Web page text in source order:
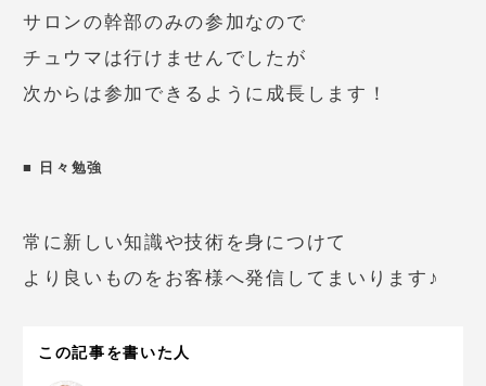
サロンの幹部のみの参加なので
チュウマは行けませんでしたが
次からは参加できるように成長します！
日々勉強
常に新しい知識や技術を身につけて
より良いものをお客様へ発信してまいります♪
この記事を書いた人